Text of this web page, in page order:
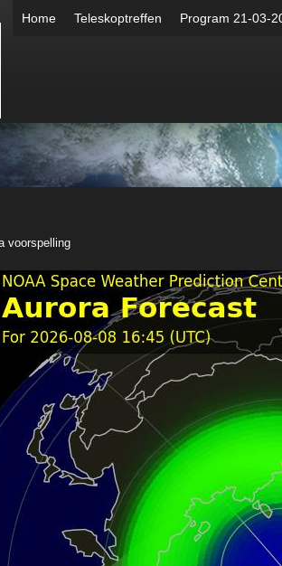
Home Teleskoptreffen Program 21-03-
voorspelling